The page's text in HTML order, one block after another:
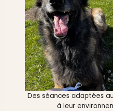
Des séances adaptées
à leur